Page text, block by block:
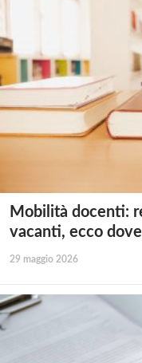
Mobilità docenti:
vacanti, ecco dove
29 maggio 2026